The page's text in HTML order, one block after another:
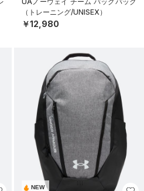
（トレーニング/UNISEX）
￥12,980
NEW